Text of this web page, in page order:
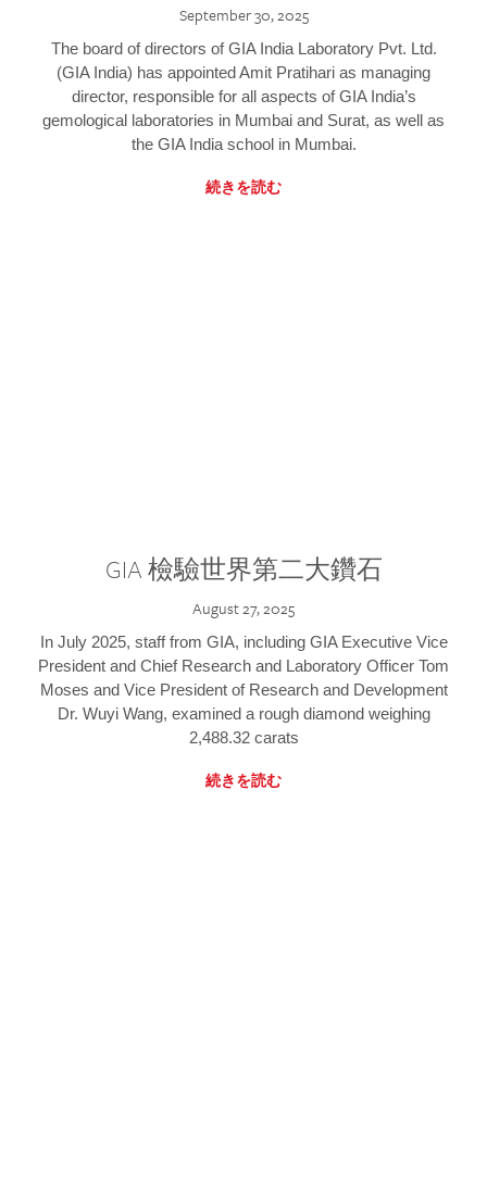
September 30, 2025
The board of directors of GIA India Laboratory Pvt. Ltd.
(GIA India) has appointed Amit Pratihari as managing
director, responsible for all aspects of GIA India’s
gemological laboratories in Mumbai and Surat, as well as
the GIA India school in Mumbai.
続きを読む
GIA 檢驗世界第二大鑽石
August 27, 2025
In July 2025, staff from GIA, including GIA Executive Vice
President and Chief Research and Laboratory Officer Tom
Moses and Vice President of Research and Development
Dr. Wuyi Wang, examined a rough diamond weighing
2,488.32 carats
続きを読む